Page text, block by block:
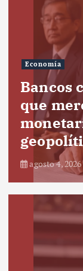
Economía
Bancos
que
agosto 4, 2026